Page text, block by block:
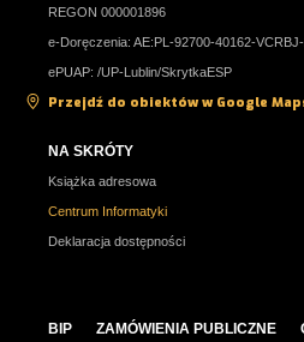
REGON 000001896
e-Doręczenia: AE:PL-92700-40162-
ePUAP: /UP-Lublin/SkrytkaESP
Przejdź do obiektów w Google
NA SKRÓTY
Książka adresowa
Centrum Informatyki
Deklaracja dostępności
BIP ZAMÓWIENIA PUBLICZNE